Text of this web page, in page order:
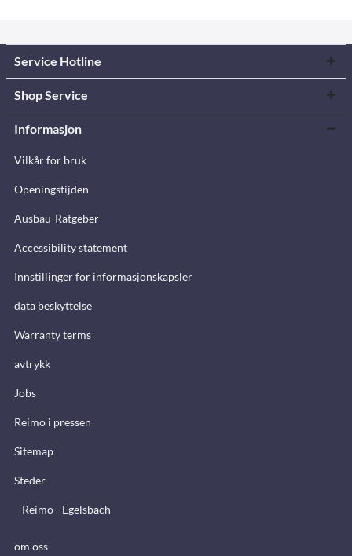
Service Hotline
Shop Service
Informasjon
Vilkår for bruk
Openingstijden
Ausbau-Ratgeber
Accessibility statement
Innstillinger for informasjonskapsler
data beskyttelse
Warranty terms
avtrykk
Jobs
Reimo i pressen
Sitemap
Steder
Reimo - Egelsbach
om oss